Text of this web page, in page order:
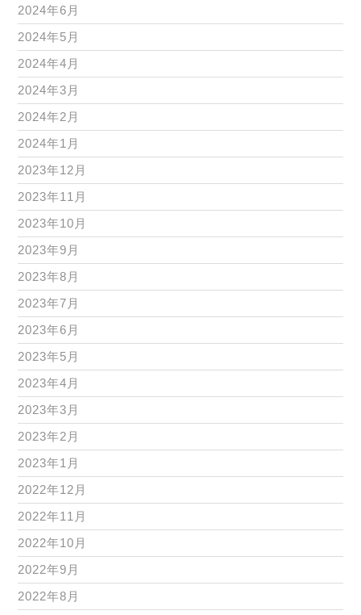
2024年6月
2024年5月
2024年4月
2024年3月
2024年2月
2024年1月
2023年12月
2023年11月
2023年10月
2023年9月
2023年8月
2023年7月
2023年6月
2023年5月
2023年4月
2023年3月
2023年2月
2023年1月
2022年12月
2022年11月
2022年10月
2022年9月
2022年8月